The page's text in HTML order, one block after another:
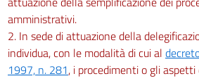
amministrativi.
2. In sede di attuazione della
individua, con le modalità di cui al
1997, n. 281, i procedimenti o gli